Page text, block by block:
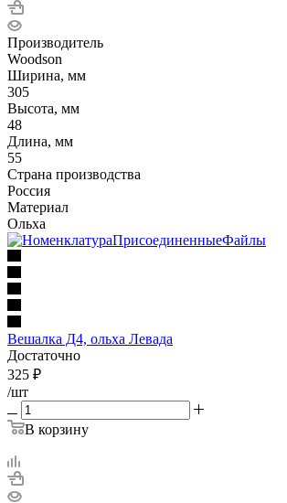
Производитель
Woodson
Ширина, мм
305
Высота, мм
48
Длина, мм
55
Страна производства
Россия
Материал
Ольха
Вешалка Д4, ольха Левада
Достаточно
325 ₽
/шт
В корзину